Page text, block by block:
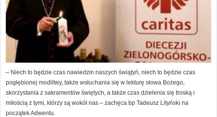
– Niech to będzie czas nawiedzin naszych świątyń, niech to będzie czas
pogłębionej modlitwy, także wsłuchania się w lekturę słowa Bożego,
skorzystania z sakramentów świętych, a także czas dzielenia się troską i
miłością z tymi, którzy są wokół nas – zachęca bp Tadeusz Lityński na
początek Adwentu.